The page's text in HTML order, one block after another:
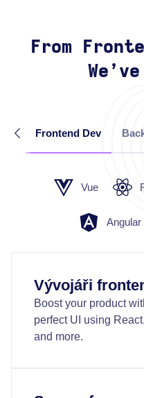
From
Frontend Dev
Vue
Angular
Vývojáři
Boost your product
perfect UI using
and more.